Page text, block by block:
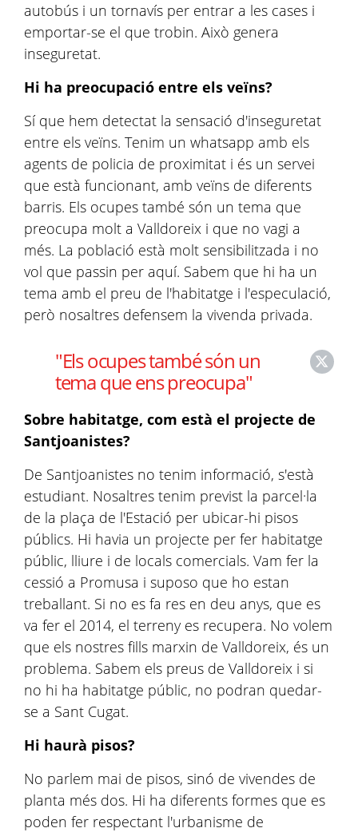
autobús i un tornavís per entrar a les cases i
emportar-se el que trobin. Això genera
inseguretat.
Hi ha preocupació entre els veïns?
Sí que hem detectat la sensació d'inseguretat
entre els veïns. Tenim un whatsapp amb els
agents de policia de proximitat i és un servei
que està funcionant, amb veïns de diferents
barris. Els ocupes també són un tema que
preocupa molt a Valldoreix i que no vagi a
més. La població està molt sensibilitzada i no
vol que passin per aquí. Sabem que hi ha un
tema amb el preu de l'habitatge i l'especulació,
però nosaltres defensem la vivenda privada.
"Els ocupes també són un
tema que ens preocupa"
Sobre habitatge, com està el projecte de
Santjoanistes?
De Santjoanistes no tenim informació, s'està
estudiant. Nosaltres tenim previst la parcel·la
de la plaça de l'Estació per ubicar-hi pisos
públics. Hi havia un projecte per fer habitatge
públic, lliure i de locals comercials. Vam fer la
cessió a Promusa i suposo que ho estan
treballant. Si no es fa res en deu anys, que es
va fer el 2014, el terreny es recupera. No volem
que els nostres fills marxin de Valldoreix, és un
problema. Sabem els preus de Valldoreix i si
no hi ha habitatge públic, no podran quedar-
se a Sant Cugat.
Hi haurà pisos?
No parlem mai de pisos, sinó de vivendes de
planta més dos. Hi ha diferents formes que es
poden fer respectant l'urbanisme de